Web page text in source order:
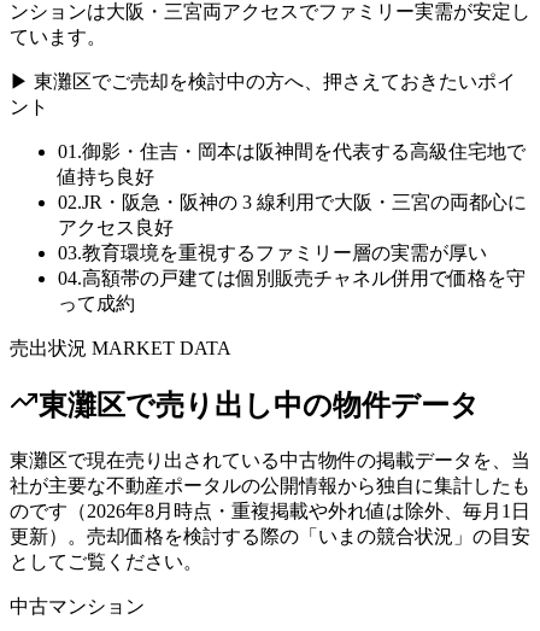
ンションは大阪・三宮両アクセスでファミリー実需が安定し
ています。
▶ 東灘区でご売却を検討中の方へ、押さえておきたいポイ
ント
01.御影・住吉・岡本は阪神間を代表する高級住宅地で
値持ち良好
02.JR・阪急・阪神の 3 線利用で大阪・三宮の両都心に
アクセス良好
03.教育環境を重視するファミリー層の実需が厚い
04.高額帯の戸建ては個別販売チャネル併用で価格を守
って成約
売出状況 MARKET DATA
東灘区で売り出し中の物件データ
東灘区で現在売り出されている中古物件の掲載データを、当
社が主要な不動産ポータルの公開情報から独自に集計したも
のです（2026年8月 時点・重複掲載や外れ値は除外、毎月1日
更新）。売却価格を検討する際の「いまの競合状況」の目安
としてご覧ください。
中古マンション